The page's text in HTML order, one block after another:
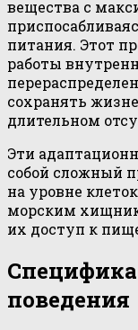
вещества с
питания. Этот
работы
сохранять
длительном
Эти
собой сложный
на уровне
морским
их доступ к
поведения